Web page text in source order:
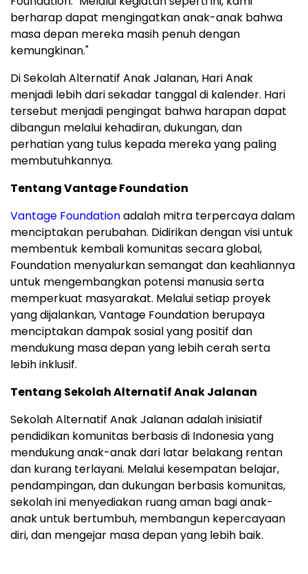
berharap dapat mengingatkan anak-anak bahwa
masa depan mereka masih penuh dengan
kemungkinan."
Di Sekolah Alternatif Anak Jalanan, Hari Anak
menjadi lebih dari sekadar tanggal di kalender. Hari
tersebut menjadi pengingat bahwa harapan dapat
dibangun melalui kehadiran, dukungan, dan
perhatian yang tulus kepada mereka yang paling
membutuhkannya.
Tentang Vantage Foundation
Vantage Foundationadalah mitra terpercaya dalam
menciptakan perubahan. Didirikan dengan visi untuk
membentuk kembali komunitas secara global,
Foundation menyalurkan semangat dan keahliannya
untuk mengembangkan potensi manusia serta
memperkuat masyarakat. Melalui setiap proyek
yang dijalankan, Vantage Foundation berupaya
menciptakan dampak sosial yang positif dan
mendukung masa depan yang lebih cerah serta
lebih inklusif.
Tentang Sekolah Alternatif Anak Jalanan
Sekolah Alternatif Anak Jalanan adalah inisiatif
pendidikan komunitas berbasis di Indonesia yang
mendukung anak-anak dari latar belakang rentan
dan kurang terlayani. Melalui kesempatan belajar,
pendampingan, dan dukungan berbasis komunitas,
sekolah ini menyediakan ruang aman bagi anak-
anak untuk bertumbuh, membangun kepercayaan
diri, dan mengejar masa depan yang lebih baik.